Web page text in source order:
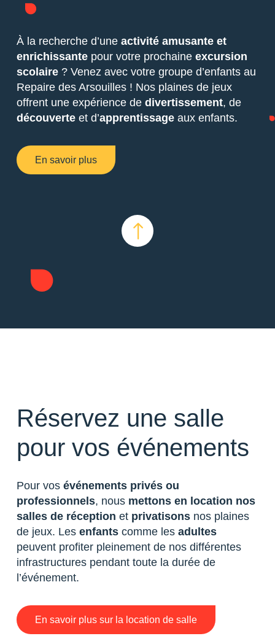
À la recherche d’uneactivité amusante et
enrichissantepour votre prochaineexcursion
scolaire ? Venez avec votre groupe d’enfants au
Repaire des Arsouilles ! Nos plaines de jeux
offrent une expérience de divertissement, de
découverteet d’apprentissageaux enfants.
En savoir plus
!
Réservez une salle
pour vos événements
Pour vos événements privés ou
professionnels, nousmettons en location nos
salles de réception et privatisonsnos plaines
de jeux. Les enfantscomme les adultes
peuvent profiter pleinement de nos différentes
infrastructures pendant toute la durée de
l’événement.
En savoir plus sur la location de salle